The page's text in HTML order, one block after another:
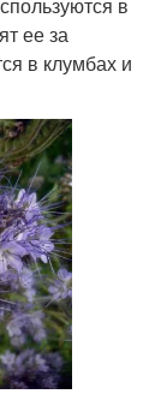
ее за
в клумбах и